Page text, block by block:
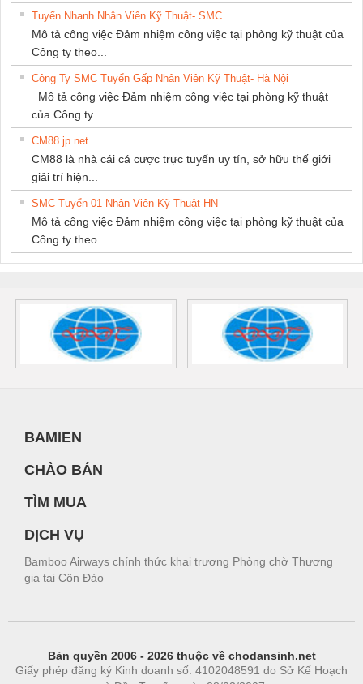
Tuyển Nhanh Nhân Viên Kỹ Thuật- SMC
Mô tả công việc Đảm nhiệm công việc tại phòng kỹ thuật của
Công ty theo...
Công Ty SMC Tuyển Gấp Nhân Viên Kỹ Thuật- Hà Nội
Mô tả công việc Đảm nhiệm công việc tại phòng kỹ thuật
của Công ty...
CM88 jp net
CM88 là nhà cái cá cược trực tuyến uy tín, sở hữu thế giới
giải trí hiện...
SMC Tuyển 01 Nhân Viên Kỹ Thuật-HN
Mô tả công việc Đảm nhiệm công việc tại phòng kỹ thuật của
Công ty theo...
BAMIEN
CHÀO BÁN
TÌM MUA
DỊCH VỤ
Bamboo Airways chính thức khai trương Phòng chờ Thương
gia tại Côn Đảo
Bản quyền 2006 - 2026 thuộc về chodansinh.net
Giấy phép đăng ký Kinh doanh số: 4102048591 do Sở Kế Hoạch